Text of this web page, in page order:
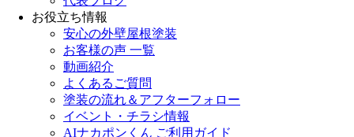
お役立ち情報
安心の外壁屋根塗装
お客様の声 一覧
動画紹介
よくあるご質問
塗装の流れ＆アフターフォロー
イベント・チラシ情報
AIナカポンくん ご利用ガイド